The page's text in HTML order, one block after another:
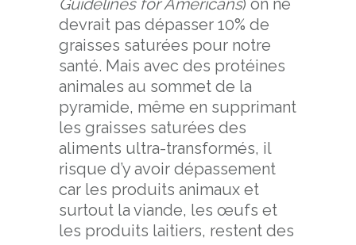
devrait pas dépasser 10% de
graisses saturées pour notre
santé. Mais avec des protéines
animales au sommet de la
pyramide, même en supprimant
les graisses saturées des
aliments ultra-transformés, il
risque d’y avoir dépassement
car les produits animaux et
surtout la viande, les œufs et
les produits laitiers, restent des